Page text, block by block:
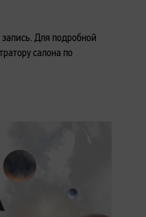
Для подробной
салона по